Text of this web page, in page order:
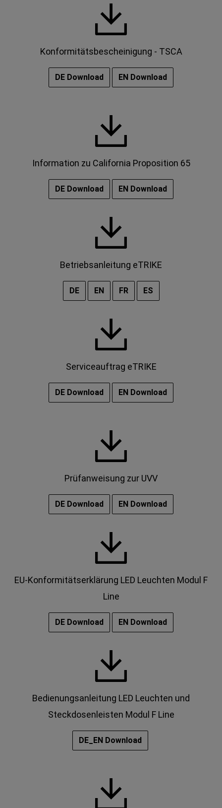
Konformitätsbescheinigung - TSCA
DE Download EN Download
Information zu California Proposition 65
DE Download EN Download
Betriebsanleitung eTRIKE
DE EN FR ES
Serviceauftrag eTRIKE
DE Download EN Download
Prüfanweisung zur UVV
DE Download EN Download
EU-Konformitätserklärung LED Leuchten Modul F
Line
DE Download EN Download
Bedienungsanleitung LED Leuchten und
Steckdosenleisten Modul F Line
DE_EN Download